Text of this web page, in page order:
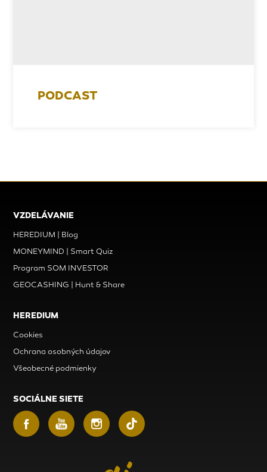
PODCAST
VZDELÁVANIE
HEREDIUM | Blog
MONEYMIND | Smart Quiz
Program SOM INVESTOR
GEOCASHING | Hunt & Share
HEREDIUM
Cookies
Ochrana osobných údajov
Všeobecné podmienky
SOCIÁLNE SIETE